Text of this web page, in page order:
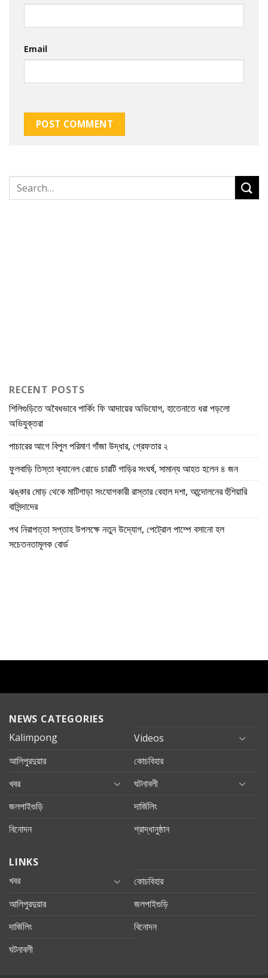
Email
RECENT POSTS
শিলিগুড়িতে অবৈধভাবে পার্কিং ফি আদায়ের অভিযোগ, হাতেনাতে ধরা পড়লো
অভিযুক্তরা
পাচারের আগে বিপুল পরিমাণ গাঁজা উদ্ধার, গ্রেফতার ২
ফুলবাড়ি তিস্তা ক্যানেল রোডে চারটি গাড়ির সংঘর্ষ, সামান্য আহত হলেন ৪ জন
ঝঙ্কার মোড় থেকে মাটিগাড়া সংযোগকারী রাস্তার বেহাল দশা, আন্দোলনের হুঁশিয়ারি
বাসিন্দাদের
পথ নিরাপত্তা সপ্তাহ উপলক্ষে নতুন উদ্যোগ, পেট্রোল পাম্পে বসানো হল
সচেতনতামূলক বোর্ড
NEWS CATEGORIES
Kalimpong
Videos
আলিপুরদুয়ার
কোচবিহার
খবর
ঘটনাবলী
জলপাইগুড়ি
দার্জিলিং
বিনোদন
শ্রাদ্ধানুষ্ঠান
LINKS
খবর
কোচবিহার
আলিপুরদুয়ার
জলপাইগুড়ি
দার্জিলিং
বিনোদন
ঘটনাবলী